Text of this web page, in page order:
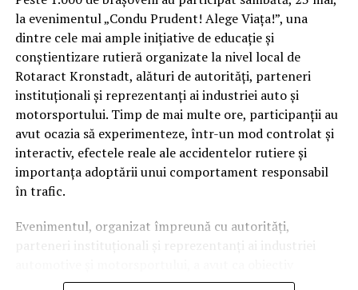
NU RATATI
CCR a decis, în unanimitate, că domnul Costică Iohannis
a pus o întrebare de ratat
la evenimentul „Condu Prudent! Alege Viața!”, una
dintre cele mai ample inițiative de educație și
conștientizare rutieră organizate la nivel local de
Rotaract Kronstadt, alături de autorități, parteneri
instituționali și reprezentanți ai industriei auto și
motorsportului. Timp de mai multe ore, participanții au
avut ocazia să experimenteze, într-un mod controlat și
interactiv, efectele reale ale accidentelor rutiere și
importanța adoptării unui comportament responsabil
în trafic.
Evenimentul, organizat împreună cu autorități,
parteneri instituționali și reprezentanți ai industriei
principal transformarea prevenției într-o experiență